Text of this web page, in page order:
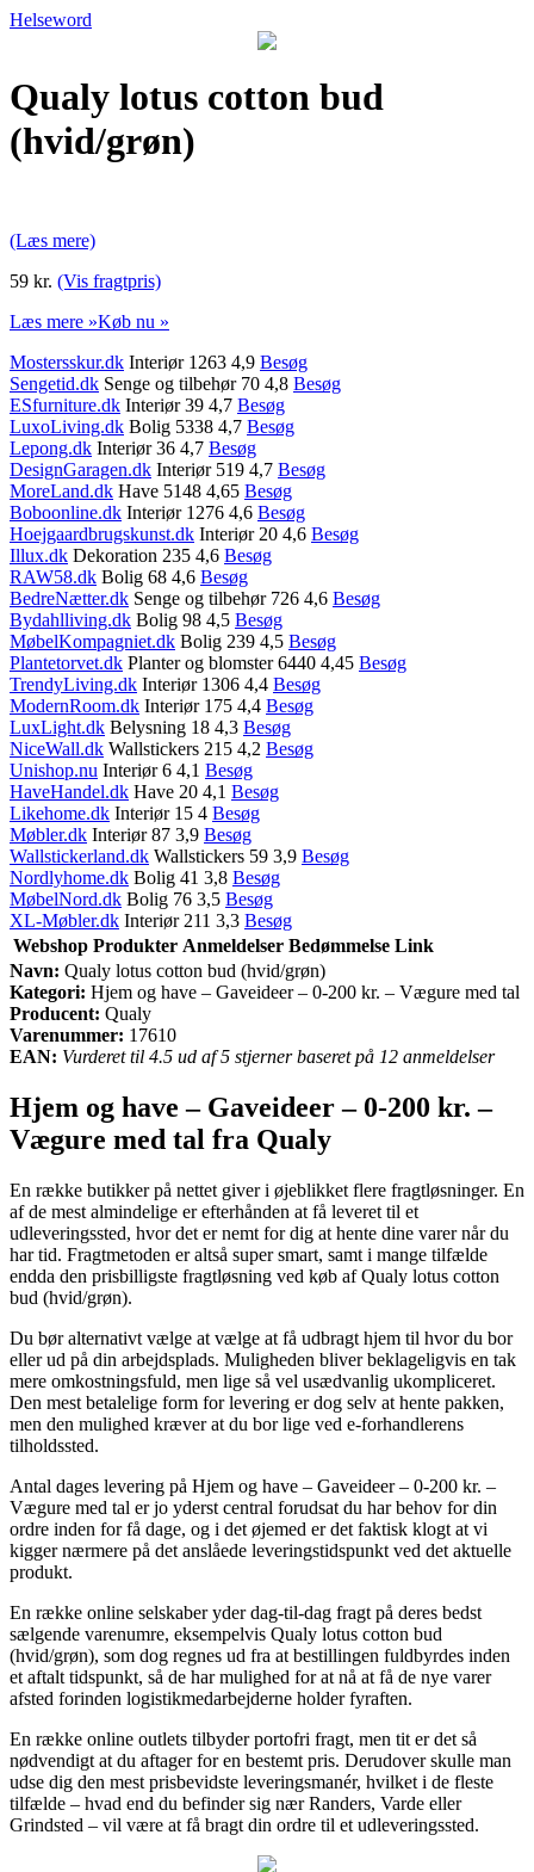
Helseword
Qualy lotus cotton bud
(hvid/grøn)
(Læs mere)
59 kr. (Vis fragtpris)
Læs mere »Køb nu »
Mostersskur.dk Interiør 1263 4,9 Besøg
Sengetid.dk Senge og tilbehør 70 4,8 Besøg
ESfurniture.dk Interiør 39 4,7 Besøg
LuxoLiving.dk Bolig 5338 4,7 Besøg
Lepong.dk Interiør 36 4,7 Besøg
DesignGaragen.dk Interiør 519 4,7 Besøg
MoreLand.dk Have 5148 4,65 Besøg
Boboonline.dk Interiør 1276 4,6 Besøg
Hoejgaardbrugskunst.dk Interiør 20 4,6 Besøg
Illux.dk Dekoration 235 4,6 Besøg
RAW58.dk Bolig 68 4,6 Besøg
BedreNætter.dk Senge og tilbehør 726 4,6 Besøg
Bydahlliving.dk Bolig 98 4,5 Besøg
MøbelKompagniet.dk Bolig 239 4,5 Besøg
Plantetorvet.dk Planter og blomster 6440 4,45 Besøg
TrendyLiving.dk Interiør 1306 4,4 Besøg
ModernRoom.dk Interiør 175 4,4 Besøg
LuxLight.dk Belysning 18 4,3 Besøg
NiceWall.dk Wallstickers 215 4,2 Besøg
Unishop.nu Interiør 6 4,1 Besøg
HaveHandel.dk Have 20 4,1 Besøg
Likehome.dk Interiør 15 4 Besøg
Møbler.dk Interiør 87 3,9 Besøg
Wallstickerland.dk Wallstickers 59 3,9 Besøg
Nordlyhome.dk Bolig 41 3,8 Besøg
MøbelNord.dk Bolig 76 3,5 Besøg
XL-Møbler.dk Interiør 211 3,3 Besøg
Webshop Produkter Anmeldelser Bedømmelse Link
Navn: Qualy lotus cotton bud (hvid/grøn)
Kategori: Hjem og have – Gaveideer – 0-200 kr. – Vægure med tal
Producent: Qualy
Varenummer: 17610
EAN: Vurderet til 4.5 ud af 5 stjerner baseret på 12 anmeldelser
Hjem og have – Gaveideer – 0-200 kr. –
Vægure med tal fra Qualy
En række butikker på nettet giver i øjeblikket flere fragtløsninger. En
af de mest almindelige er efterhånden at få leveret til et
udleveringssted, hvor det er nemt for dig at hente dine varer når du
har tid. Fragtmetoden er altså super smart, samt i mange tilfælde
endda den prisbilligste fragtløsning ved køb af Qualy lotus cotton
bud (hvid/grøn).
Du bør alternativt vælge at vælge at få udbragt hjem til hvor du bor
eller ud på din arbejdsplads. Muligheden bliver beklageligvis en tak
mere omkostningsfuld, men lige så vel usædvanlig ukompliceret.
Den mest betalelige form for levering er dog selv at hente pakken,
men den mulighed kræver at du bor lige ved e-forhandlerens
tilholdssted.
Antal dages levering på Hjem og have – Gaveideer – 0-200 kr. –
Vægure med tal er jo yderst central forudsat du har behov for din
ordre inden for få dage, og i det øjemed er det faktisk klogt at vi
kigger nærmere på det anslåede leveringstidspunkt ved det aktuelle
produkt.
En række online selskaber yder dag-til-dag fragt på deres bedst
sælgende varenumre, eksempelvis Qualy lotus cotton bud
(hvid/grøn), som dog regnes ud fra at bestillingen fuldbyrdes inden
et aftalt tidspunkt, så de har mulighed for at nå at få de nye varer
afsted forinden logistikmedarbejderne holder fyraften.
En række online outlets tilbyder portofri fragt, men tit er det så
nødvendigt at du aftager for en bestemt pris. Derudover skulle man
udse dig den mest prisbevidste leveringsmanér, hvilket i de fleste
tilfælde – hvad end du befinder sig nær Randers, Varde eller
Grindsted – vil være at få bragt din ordre til et udleveringssted.